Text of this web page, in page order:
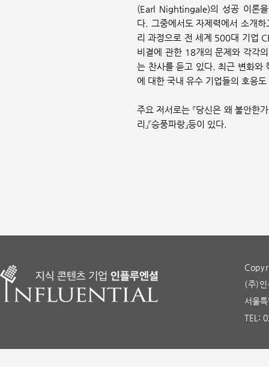
(Earl Nightingale)의 성공 이론을
다.
그중에서도 자제력에서 소개
리 과정으로 전 세계 500대 기업
비결에 관한 18개의 문제와 각각
는 찬사를 듣고 있다. 최근 변화와
에 대한 국내 유수 기업들의 호응
주요 저서로는 『당신은 왜 불안한가
리』『승풍파랑』등이 있다.
(주)
서울
TEL: